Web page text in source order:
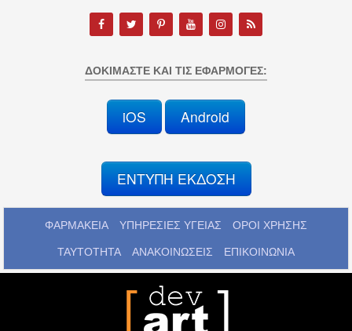
ΔΟΚΙΜΆΣΤΕ ΚΑΙ ΤΙΣ ΕΦΑΡΜΟΓΈΣ:
iOS Android
ΕΝΤΥΠΗ ΕΚΔΟΣΗ
ΦΑΡΜΑΚΕΙΑ ΥΠΗΡΕΣΙΕΣ ΥΓΕΙΑΣ ΟΡΟΙ ΧΡΗΣΗΣ
ΤΑΥΤΟΤΗΤΑ ΑΝΑΚΟΙΝΩΣΕΙΣ ΕΠΙΚΟΙΝΩΝΙΑ